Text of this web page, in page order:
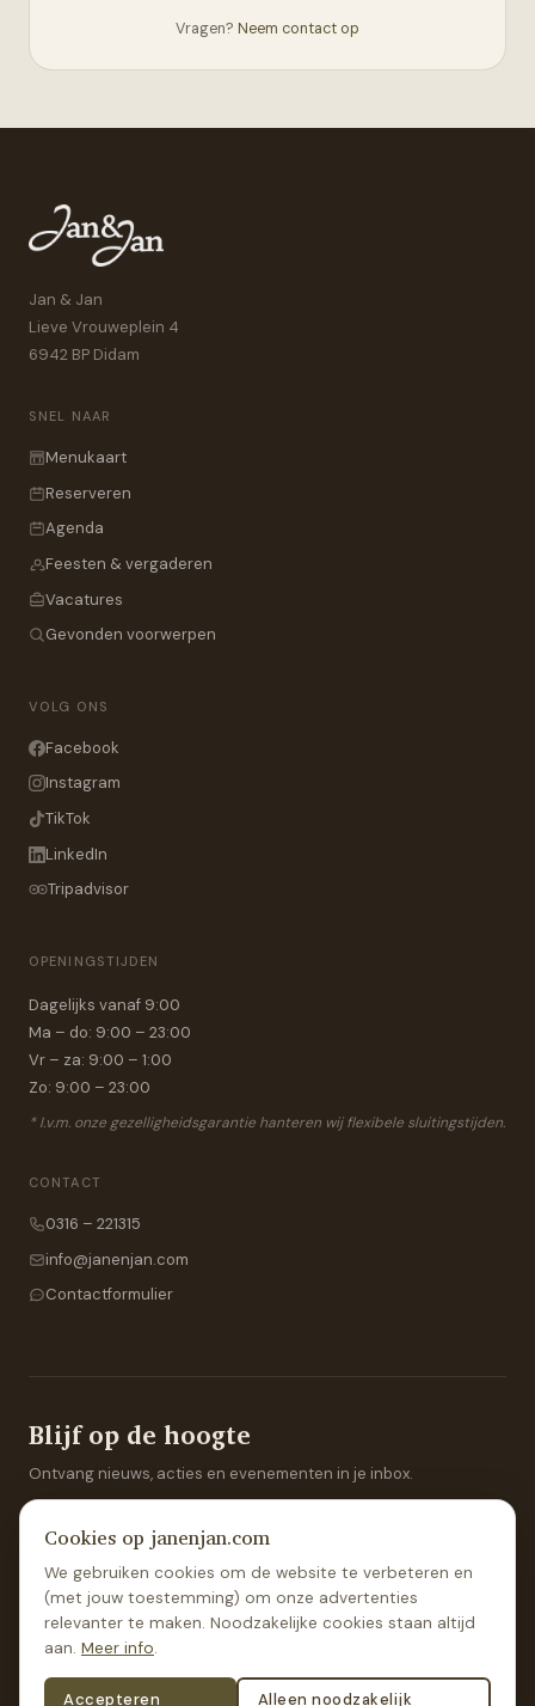
Vragen? Neem contact op
Jan & Jan
Lieve Vrouweplein 4
6942 BP Didam
SNEL NAAR
Menukaart
Reserveren
Agenda
Feesten & vergaderen
Vacatures
Gevonden voorwerpen
VOLG ONS
Facebook
Instagram
TikTok
LinkedIn
Tripadvisor
OPENINGSTIJDEN
Dagelijks vanaf 9:00
Ma – do: 9:00 – 23:00
Vr – za: 9:00 – 1:00
Zo: 9:00 – 23:00
* I.v.m. onze gezelligheidsgarantie hanteren wij flexibele sluitingstijden.
CONTACT
0316 – 221315
info@janenjan.com
Contactformulier
Blijf op de hoogte
Ontvang nieuws, acties en evenementen in je inbox.
Aanmelden
Cookies op janenjan.com
We gebruiken cookies om de website te verbeteren en
(met jouw toestemming) om onze advertenties
relevanter te maken. Noodzakelijke cookies staan altijd
aan. Meer info.
Accepteren Alleen noodzakelijk